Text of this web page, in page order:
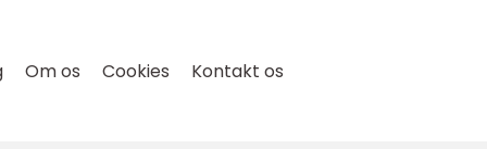
Om os Cookies Kontakt os